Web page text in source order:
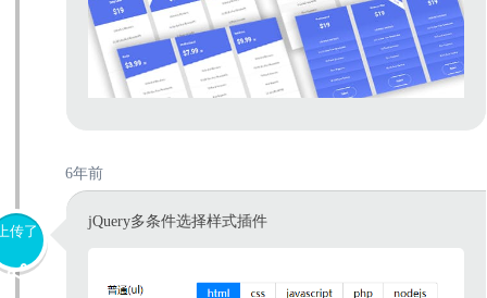
6年前
传了
jQuery多条件选择样式插件